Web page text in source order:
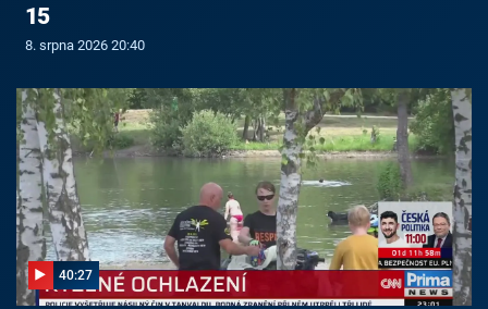
15
8. srpna 2026 20:40
40:27